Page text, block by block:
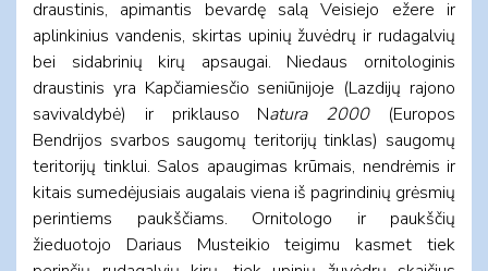
draustinis, apimantis bevardę salą Veisiejo ežere ir
aplinkinius vandenis, skirtas upinių žuvėdrų ir rudagalvių
bei sidabrinių kirų apsaugai. Niedaus ornitologinis
draustinis yra Kapčiamiesčio seniūnijoje (Lazdijų rajono
savivaldybė) ir priklauso Natura 2000(Europos
Bendrijos svarbos saugomų teritorijų tinklas) saugomų
teritorijų tinklui. Salos apaugimas krūmais, nendrėmis ir
kitais sumedėjusiais augalais viena iš pagrindinių grėsmių
perintiems paukščiams. Ornitologo ir paukščių
žieduotojo Dariaus Musteikio teigimu kasmet tiek